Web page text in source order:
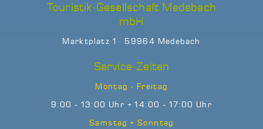
Touristik-Gesellschaft Medebach
mbH
Marktplatz 1 · 59964 Medebach
Service-Zeiten
Montag - Freitag
9:00 - 13:00 Uhr + 14:00 - 17:00 Uhr
Samstag + Sonntag